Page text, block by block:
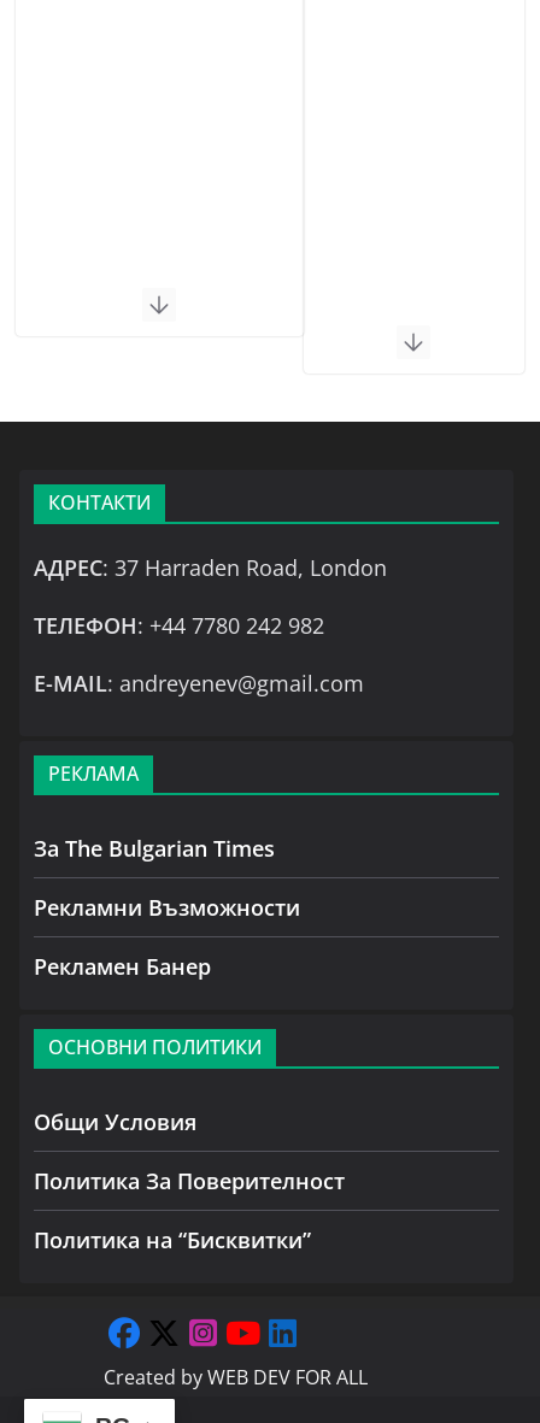
КОНТАКТИ
АДРЕС: 37 Harraden Road, London
ТЕЛЕФОН: +44 7780 242 982
Е-MAIL: andreyenev@gmail.com
РЕКЛАМА
За The Bulgarian Times
Рекламни Възможности
Рекламен Банер
ОСНОВНИ ПОЛИТИКИ
Общи Условия
Политика За Поверителност
Политика на “Бисквитки”
Created byWEB DEV FOR ALL